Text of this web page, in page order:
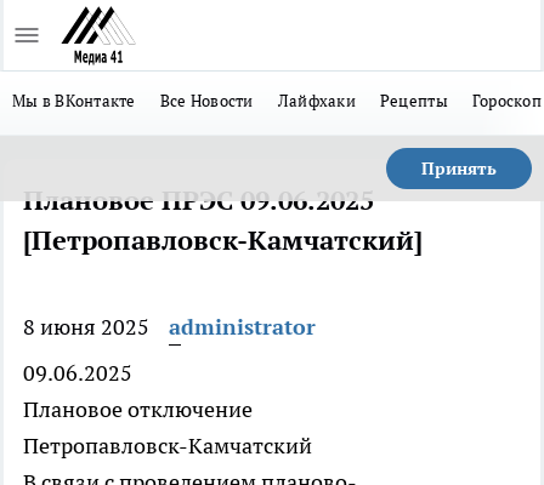
Мы в ВКонтакте Все Новости Лайфхаки Рецепты Гороскоп
Принять
Плановое ПРЭС 09.06.2025
[Петропавловск-Камчатский]
8 июня 2025
administrator
09.06.2025
Плановое отключение
Петропавловск-Камчатский